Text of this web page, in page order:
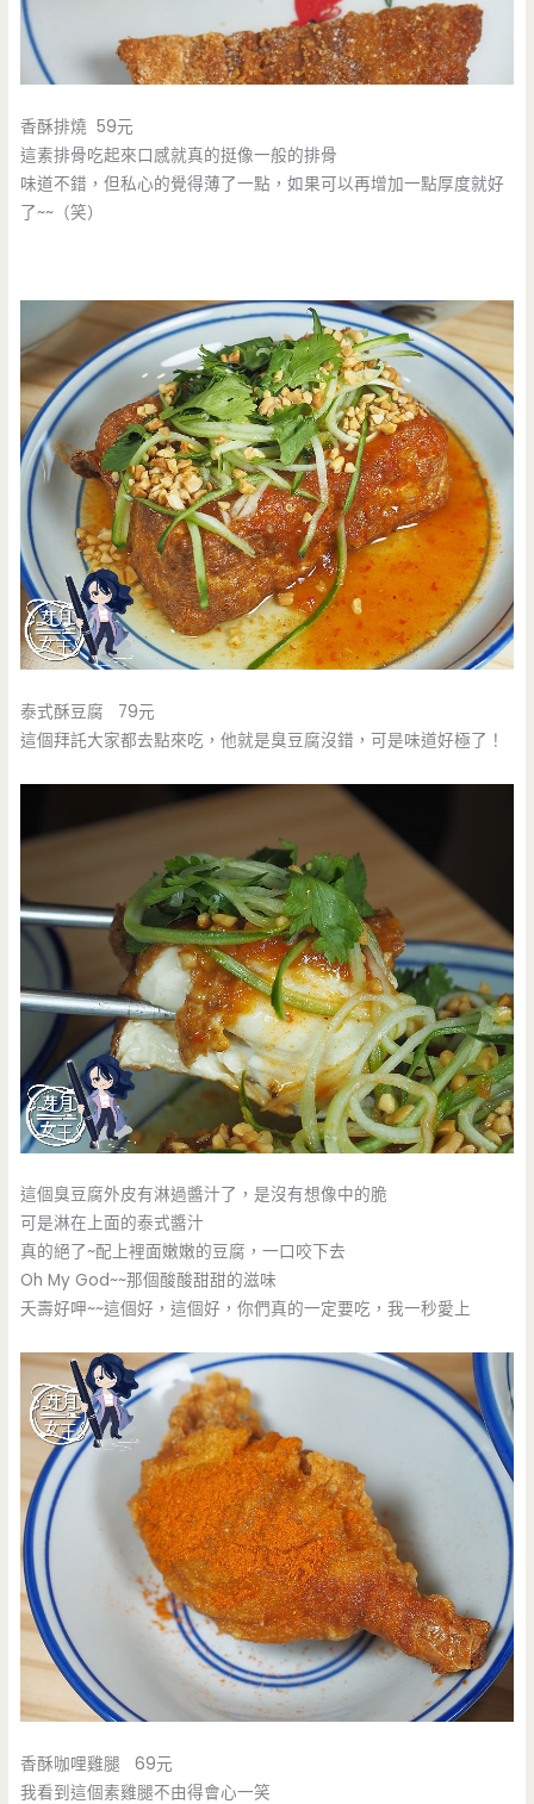
香酥排燒 59元
這素排骨吃起來口感就真的挺像一般的排骨
味道不錯，但私心的覺得薄了一點，如果可以再增加一點厚度就好
了~~（笑）
泰式酥豆腐 79元
這個拜託大家都去點來吃，他就是臭豆腐沒錯，可是味道好極了！
這個臭豆腐外皮有淋過醬汁了，是沒有想像中的脆
可是淋在上面的泰式醬汁
真的絕了~配上裡面嫩嫩的豆腐，一口咬下去
Oh My God~~那個酸酸甜甜的滋味
夭壽好呷~~這個好，這個好，你們真的一定要吃，我一秒愛上
香酥咖哩雞腿 69元
我看到這個素雞腿不由得會心一笑